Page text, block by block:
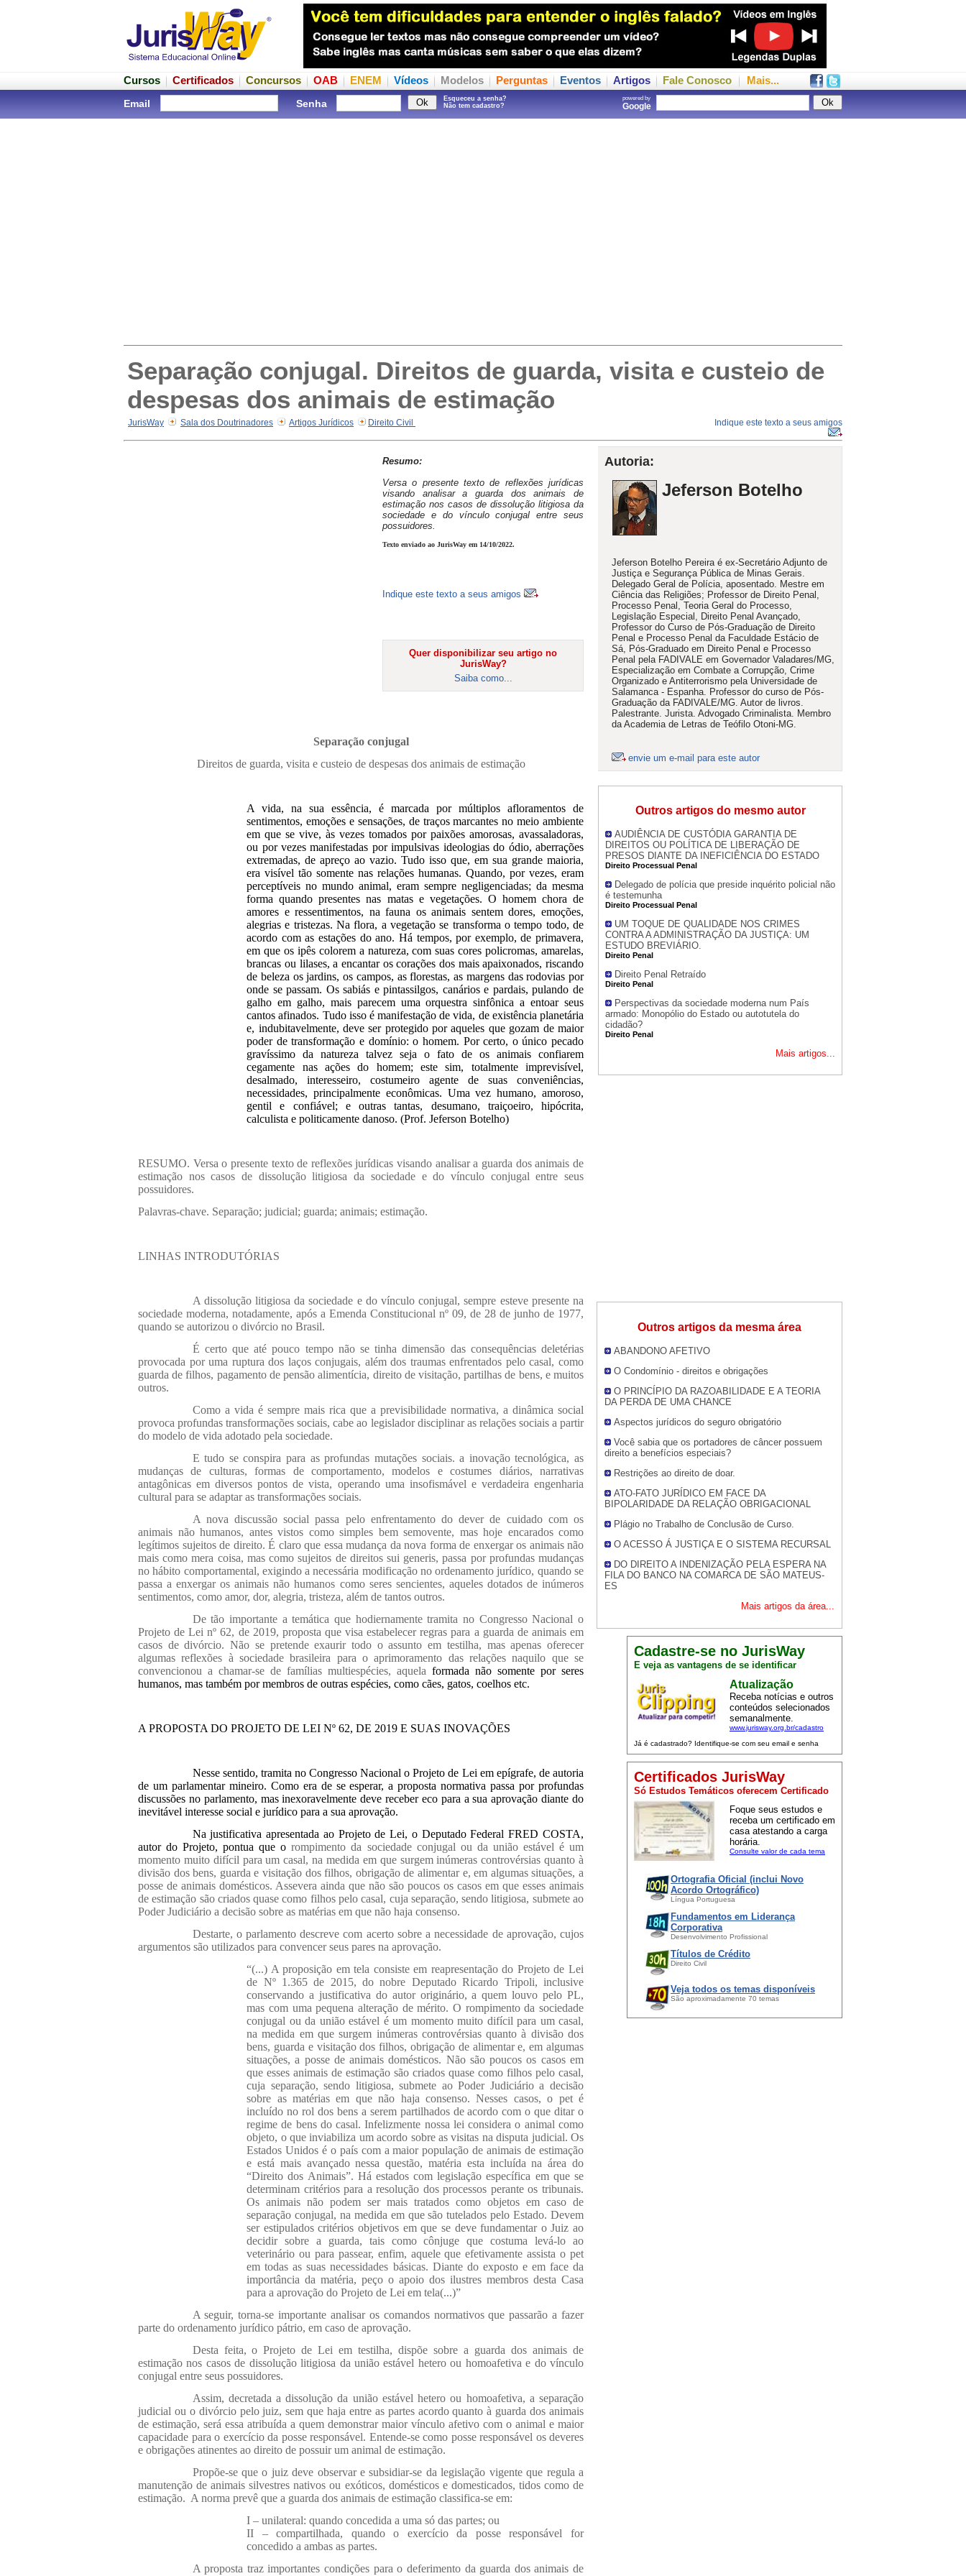
Cursos Certificados Concursos OAB ENEM Vídeos Modelos Perguntas Eventos Artigos Fale Conosco Mais...
Email Senha
Esqueceu a senha?
Não tem cadastro?
powered by
Google
Separação conjugal. Direitos de guarda, visita e custeio de
despesas dos animais de estimação
JurisWay Sala dos Doutrinadores Artigos Jurídicos Direito Civil Indique este texto a seus amigos
Autoria:
Jeferson Botelho
Jeferson Botelho Pereira é ex-Secretário Adjunto de
Justiça e Segurança Pública de Minas Gerais.
Delegado Geral de Polícia, aposentado. Mestre em
Ciência das Religiões; Professor de Direito Penal,
Processo Penal, Teoria Geral do Processo,
Legislação Especial, Direito Penal Avançado,
Professor do Curso de Pós-Graduação de Direito
Penal e Processo Penal da Faculdade Estácio de
Sá, Pós-Graduado em Direito Penal e Processo
Penal pela FADIVALE em Governador Valadares/MG,
Especialização em Combate a Corrupção, Crime
Organizado e Antiterrorismo pela Universidade de
Salamanca - Espanha. Professor do curso de Pós-
Graduação da FADIVALE/MG. Autor de livros.
Palestrante. Jurista. Advogado Criminalista. Membro
da Academia de Letras de Teófilo Otoni-MG.
envie um e-mail para este autor
Outros artigos do mesmo autor
AUDIÊNCIA DE CUSTÓDIA GARANTIA DE
DIREITOS OU POLÍTICA DE LIBERAÇÃO DE
PRESOS DIANTE DA INEFICIÊNCIA DO ESTADO
Direito Processual Penal
Delegado de polícia que preside inquérito policial não
é testemunha
Direito Processual Penal
UM TOQUE DE QUALIDADE NOS CRIMES
CONTRA A ADMINISTRAÇÃO DA JUSTIÇA: UM
ESTUDO BREVIÁRIO.
Direito Penal
Direito Penal Retraído
Direito Penal
Perspectivas da sociedade moderna num País
armado: Monopólio do Estado ou autotutela do
cidadão?
Direito Penal
Mais artigos...
Outros artigos da mesma área
ABANDONO AFETIVO
O Condomínio - direitos e obrigações
O PRINCÍPIO DA RAZOABILIDADE E A TEORIA
DA PERDA DE UMA CHANCE
Aspectos jurídicos do seguro obrigatório
Você sabia que os portadores de câncer possuem
direito a benefícios especiais?
Restrições ao direito de doar.
ATO-FATO JURÍDICO EM FACE DA
BIPOLARIDADE DA RELAÇÃO OBRIGACIONAL
Plágio no Trabalho de Conclusão de Curso.
O ACESSO Á JUSTIÇA E O SISTEMA RECURSAL
DO DIREITO A INDENIZAÇÃO PELA ESPERA NA
FILA DO BANCO NA COMARCA DE SÃO MATEUS-
ES
Mais artigos da área...
Cadastre-se no JurisWay
E veja as vantagens de se identificar
Atualização
Receba notícias e outros
conteúdos selecionados
semanalmente.
www.jurisway.org.br/cadastro
Já é cadastrado? Identifique-se com seu email e senha
Certificados JurisWay
Só Estudos Temáticos oferecem Certificado
Foque seus estudos e
receba um certificado em
casa atestando a carga
horária.
Consulte valor de cada tema
Ortografia Oficial (inclui Novo
Acordo Ortográfico)
Língua Portuguesa
Fundamentos em Liderança
Corporativa
Desenvolvimento Profissional
Títulos de Crédito
Direito Civil
Veja todos os temas disponíveis
São aproximadamente 70 temas
Resumo:
Versa o presente texto de reflexões jurídicas
visando analisar a guarda dos animais de
estimação nos casos de dissolução litigiosa da
sociedade e do vínculo conjugal entre seus
possuidores.
Texto enviado ao JurisWay em 14/10/2022.
Indique este texto a seus amigos
Quer disponibilizar seu artigo no
JurisWay?
Saiba como...
Separação conjugal
Direitos de guarda, visita e custeio de despesas dos animais de estimação
A vida, na sua essência, é marcada por múltiplos afloramentos de
sentimentos, emoções e sensações, de traços marcantes no meio ambiente
em que se vive, às vezes tomados por paixões amorosas, avassaladoras,
ou por vezes manifestadas por impulsivas ideologias do ódio, aberrações
extremadas, de apreço ao vazio. Tudo isso que, em sua grande maioria,
era visível tão somente nas relações humanas. Quando, por vezes, eram
perceptíveis no mundo animal, eram sempre negligenciadas; da mesma
forma quando presentes nas matas e vegetações. O homem chora de
amores e ressentimentos, na fauna os animais sentem dores, emoções,
alegrias e tristezas. Na flora, a vegetação se transforma o tempo todo, de
acordo com as estações do ano. Há tempos, por exemplo, de primavera,
em que os ipês colorem a natureza, com suas cores policromas, amarelas,
brancas ou lilases, a encantar os corações dos mais apaixonados, riscando
de beleza os jardins, os campos, as florestas, as margens das rodovias por
onde se passam. Os sabiás e pintassilgos, canários e pardais, pulando de
galho em galho, mais parecem uma orquestra sinfônica a entoar seus
cantos afinados. Tudo isso é manifestação de vida, de existência planetária
e, indubitavelmente, deve ser protegido por aqueles que gozam de maior
poder de transformação e domínio: o homem. Por certo, o único pecado
gravíssimo da natureza talvez seja o fato de os animais confiarem
cegamente nas ações do homem; este sim, totalmente imprevisível,
desalmado, interesseiro, costumeiro agente de suas conveniências,
necessidades, principalmente econômicas. Uma vez humano, amoroso,
gentil e confiável; e outras tantas, desumano, traiçoeiro, hipócrita,
calculista e politicamente danoso. (Prof. Jeferson Botelho)
RESUMO. Versa o presente texto de reflexões jurídicas visando analisar a guarda dos animais de
estimação nos casos de dissolução litigiosa da sociedade e do vínculo conjugal entre seus
possuidores.
Palavras-chave. Separação; judicial; guarda; animais; estimação.
LINHAS INTRODUTÓRIAS
A dissolução litigiosa da sociedade e do vínculo conjugal, sempre esteve presente na
sociedade moderna, notadamente, após a Emenda Constitucional nº 09, de 28 de junho de 1977,
quando se autorizou o divórcio no Brasil.
É certo que até pouco tempo não se tinha dimensão das consequências deletérias
provocada por uma ruptura dos laços conjugais, além dos traumas enfrentados pelo casal, como
guarda de filhos, pagamento de pensão alimentícia, direito de visitação, partilhas de bens, e muitos
outros.
Como a vida é sempre mais rica que a previsibilidade normativa, a dinâmica social
provoca profundas transformações sociais, cabe ao legislador disciplinar as relações sociais a partir
do modelo de vida adotado pela sociedade.
E tudo se conspira para as profundas mutações sociais. a inovação tecnológica, as
mudanças de culturas, formas de comportamento, modelos e costumes diários, narrativas
antagônicas em diversos pontos de vista, operando uma insofismável e verdadeira engenharia
cultural para se adaptar as transformações sociais.
A nova discussão social passa pelo enfrentamento do dever de cuidado com os
animais não humanos, antes vistos como simples bem semovente, mas hoje encarados como
legítimos sujeitos de direito. É claro que essa mudança da nova forma de enxergar os animais não
mais como mera coisa, mas como sujeitos de direitos sui generis, passa por profundas mudanças
no hábito comportamental, exigindo a necessária modificação no ordenamento jurídico, quando se
passa a enxergar os animais não humanos como seres sencientes, aqueles dotados de inúmeros
sentimentos, como amor, dor, alegria, tristeza, além de tantos outros.
De tão importante a temática que hodiernamente tramita no Congresso Nacional o
Projeto de Lei nº 62, de 2019, proposta que visa estabelecer regras para a guarda de animais em
casos de divórcio. Não se pretende exaurir todo o assunto em testilha, mas apenas oferecer
algumas reflexões à sociedade brasileira para o aprimoramento das relações naquilo que se
convencionou a chamar-se de famílias multiespécies, aquela formada não somente por seres
humanos, mas também por membros de outras espécies, como cães, gatos, coelhos etc.
A PROPOSTA DO PROJETO DE LEI Nº 62, DE 2019 E SUAS INOVAÇÕES
Nesse sentido, tramita no Congresso Nacional o Projeto de Lei em epígrafe, de autoria
de um parlamentar mineiro. Como era de se esperar, a proposta normativa passa por profundas
discussões no parlamento, mas inexoravelmente deve receber eco para a sua aprovação diante do
inevitável interesse social e jurídico para a sua aprovação.
Na justificativa apresentada ao Projeto de Lei, o Deputado Federal FRED COSTA,
autor do Projeto, pontua que orompimento da sociedade conjugal ou da união estável é um
momento muito difícil para um casal, na medida em que surgem inúmeras controvérsias quanto à
divisão dos bens, guarda e visitação dos filhos, obrigação de alimentar e, em algumas situações, a
posse de animais domésticos. Assevera ainda que não são poucos os casos em que esses animais
de estimação são criados quase como filhos pelo casal, cuja separação, sendo litigiosa, submete ao
Poder Judiciário a decisão sobre as matérias em que não haja consenso.
Destarte, o parlamento descreve com acerto sobre a necessidade de aprovação, cujos
argumentos são utilizados para convencer seus pares na aprovação.
“(...) A proposição em tela consiste em reapresentação do Projeto de Lei
de Nº 1.365 de 2015, do nobre Deputado Ricardo Tripoli, inclusive
conservando a justificativa do autor originário, a quem louvo pelo PL,
mas com uma pequena alteração de mérito. O rompimento da sociedade
conjugal ou da união estável é um momento muito difícil para um casal,
na medida em que surgem inúmeras controvérsias quanto à divisão dos
bens, guarda e visitação dos filhos, obrigação de alimentar e, em algumas
situações, a posse de animais domésticos. Não são poucos os casos em
que esses animais de estimação são criados quase como filhos pelo casal,
cuja separação, sendo litigiosa, submete ao Poder Judiciário a decisão
sobre as matérias em que não haja consenso. Nesses casos, o pet é
incluído no rol dos bens a serem partilhados de acordo com o que ditar o
regime de bens do casal. Infelizmente nossa lei considera o animal como
objeto, o que inviabiliza um acordo sobre as visitas na disputa judicial. Os
Estados Unidos é o país com a maior população de animais de estimação
e está mais avançado nessa questão, matéria esta incluída na área do
“Direito dos Animais”. Há estados com legislação específica em que se
determinam critérios para a resolução dos processos perante os tribunais.
Os animais não podem ser mais tratados como objetos em caso de
separação conjugal, na medida em que são tutelados pelo Estado. Devem
ser estipulados critérios objetivos em que se deve fundamentar o Juiz ao
decidir sobre a guarda, tais como cônjuge que costuma levá-lo ao
veterinário ou para passear, enfim, aquele que efetivamente assista o pet
em todas as suas necessidades básicas. Diante do exposto e em face da
importância da matéria, peço o apoio dos ilustres membros desta Casa
para a aprovação do Projeto de Lei em tela(...)”
A seguir, torna-se importante analisar os comandos normativos que passarão a fazer
parte do ordenamento jurídico pátrio, em caso de aprovação.
Desta feita, o Projeto de Lei em testilha, dispõe sobre a guarda dos animais de
estimação nos casos de dissolução litigiosa da união estável hetero ou homoafetiva e do vínculo
conjugal entre seus possuidores.
Assim, decretada a dissolução da união estável hetero ou homoafetiva, a separação
judicial ou o divórcio pelo juiz, sem que haja entre as partes acordo quanto à guarda dos animais
de estimação, será essa atribuída a quem demonstrar maior vínculo afetivo com o animal e maior
capacidade para o exercício da posse responsável. Entende-se como posse responsável os deveres
e obrigações atinentes ao direito de possuir um animal de estimação.
Propõe-se que o juiz deve observar e subsidiar-se da legislação vigente que regula a
manutenção de animais silvestres nativos ou exóticos, domésticos e domesticados, tidos como de
estimação. A norma prevê que a guarda dos animais de estimação classifica-se em:
I – unilateral: quando concedida a uma só das partes; ou
II – compartilhada, quando o exercício da posse responsável for
concedido a ambas as partes.
A proposta traz importantes condições para o deferimento da guarda dos animais de